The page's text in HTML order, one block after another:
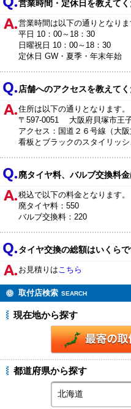
営業時間・定休日を教えて
営業時間は以下の通りとなりま
平日 10：00～18：30
日曜祝日 10：00～18：30
定休日 GW・夏季・年末年始
店舗へのアクセスを教えて
住所は以下の通りとなります。
〒597-0051 大阪府貝塚市王
アクセス：国道２６号線（大
看板とブラックのスタイリッ
廃タイヤ料、バルブ交換料
税込で以下の料金となります。
廃タイヤ料：550
バルブ交換料：220
タイヤ交換の総額はいくら
お見積りはこちら
取付店検索 SEARCH
現在地から探す
都道府県から探す